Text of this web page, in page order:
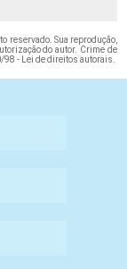
reservado. Sua reprodução,
do autor. Crime de
98 - Lei de direitos autorais